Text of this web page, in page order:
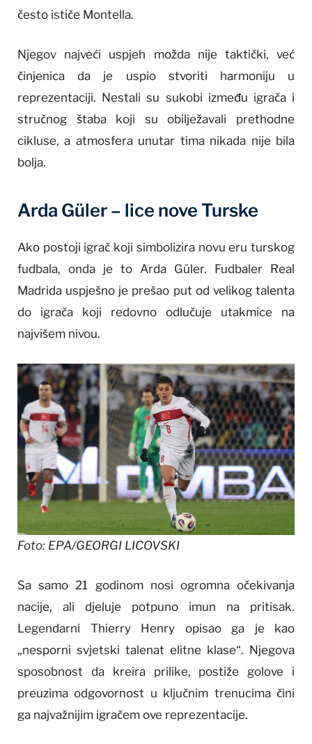
često ističe Montella.
Njegov najveći uspjeh možda nije taktički, već
činjenica da je uspio stvoriti harmoniju u
reprezentaciji. Nestali su sukobi između igrača i
stručnog štaba koji su obilježavali prethodne
cikluse, a atmosfera unutar tima nikada nije bila
bolja.
Arda Güler – lice nove Turske
Ako postoji igrač koji simbolizira novu eru turskog
fudbala, onda je to Arda Güler. Fudbaler Real
Madrida uspješno je prešao put od velikog talenta
do igrača koji redovno odlučuje utakmice na
najvišem nivou.
Foto: EPA/GEORGI LICOVSKI
Sa samo 21 godinom nosi ogromna očekivanja
nacije, ali djeluje potpuno imun na pritisak.
Legendarni Thierry Henry opisao ga je kao
„nesporni svjetski talenat elitne klase“. Njegova
sposobnost da kreira prilike, postiže golove i
preuzima odgovornost u ključnim trenucima čini
ga najvažnijim igračem ove reprezentacije.